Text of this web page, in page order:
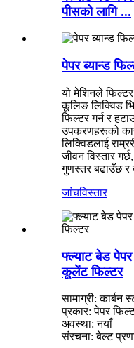
पीसको लागि ...
पेपर ब्यान्ड
यो मेशिनले
कूलिङ लिक्विड
फिल्टर गर्न र
उपकरणहरूको
लिक्विडलाई
जीवन विस्तार
गुणस्तर बढाउँछ र
जांचविस्तार
फ्ल्याट बेड पेपर
कूलेंट फिल्टर
सामाग्री:
प्रकार: पेपर
अवस्था: नयाँ
संरचना: बेल्ट